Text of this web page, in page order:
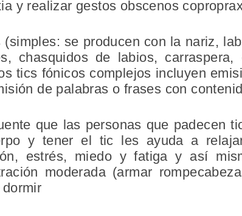
y realizar gestos obscenos
(simples: se producen con la nariz,
chasquidos de labios,
tics fónicos complejos incluyen
de palabras o frases con
que las personas que padecen
y tener el tic les ayuda a
estrés, miedo y fatiga y así
moderada (armar